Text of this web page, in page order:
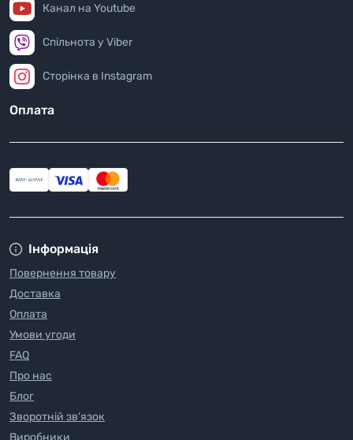
Інформація
Повернення товару
Доставка
Оплата
Умови угоди
FAQ
Про нас
Блог
Зворотній зв’язок
Канал на Youtube
Спільнота у Viber
Сторінка в Instagram
Оплата